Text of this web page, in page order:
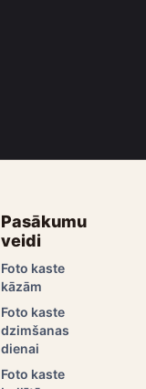
Pasākumu
veidi
Foto kaste
kāzām
Foto kaste
dzimšanas
dienai
Foto kaste